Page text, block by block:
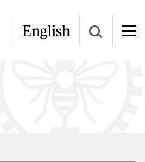
English